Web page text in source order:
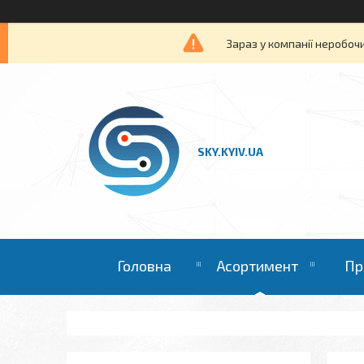
Зараз у компанії
SKY.KYIV.UA
Головна Асортимент